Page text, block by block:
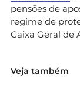
pensões de
regime de
Caixa Geral de
Veja também